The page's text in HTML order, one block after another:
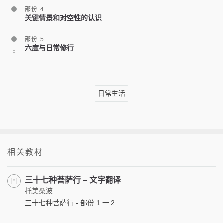
部份 4
关键情景和对空性的认识
部份 5
六度与日常修行
日常生活
相关教材
三十七种菩萨行 – 文字翻译
托美桑波
三十七种菩萨行 - 部份 1 一 2